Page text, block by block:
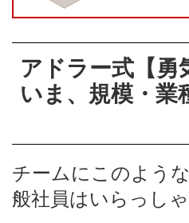
アドラー式【勇
いま、規模・業
チームにこのよう
般社員はいらっし